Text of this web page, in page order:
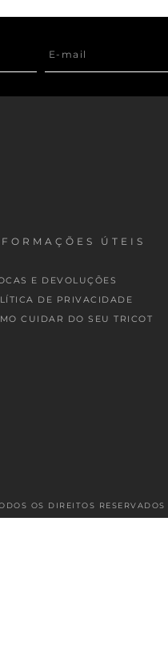
ÚTEIS
E DEVOLUÇÕES
DE PRIVACIDADE
CUIDAR DO SEU TRICOT
OS DIREITOS